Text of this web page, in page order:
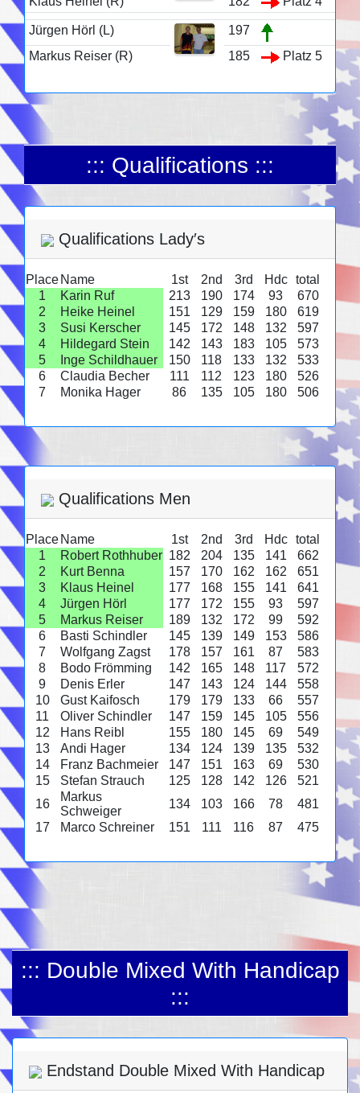
Jürgen Hörl (L)
197
Markus Reiser (R)
185 Platz 5
::: Qualifications :::
Qualifications Lady′s
Place Name 1st 2nd 3rd Hdc
total
1
Karin Ruf 213 190 174 93
670
2
Heike Heinel 151 129 159 180
619
3
Susi Kerscher 145 172 148 132
597
4
Hildegard Stein 142 143 183 105
573
5
Inge Schildhauer 150 118 133 132
533
6
Claudia Becher 111 112 123 180
526
7
Monika Hager 86 135 105 180 506
Qualifications Men
Place Name 1st 2nd 3rd Hdc
total
1
Robert Rothhuber 182 204 135 141
662
2
Kurt Benna 157 170 162 162
651
3
Klaus Heinel 177 168 155 141
641
4
Jürgen Hörl 177 172 155 93
597
5
Markus Reiser 189 132 172 99
592
6
Basti Schindler 145 139 149 153
586
7
Wolfgang Zagst 178 157 161 87
583
8
Bodo Frömming 142 165 148 117
572
9
Denis Erler 147 143 124 144
558
10
Gust Kaifosch 179 179 133 66
557
11
Oliver Schindler 147 159 145 105
556
12
Hans Reibl 155 180 145 69
549
13
Andi Hager 134 124 139 135
532
14
Franz Bachmeier 147 151 163 69
530
15
Stefan Strauch 125 128 142 126
521
16
Markus
Schweiger
134 103 166 78
481
17
Marco Schreiner 151 111 116 87 475
::: Double Mixed With Handicap
:::
Endstand Double Mixed With Handicap